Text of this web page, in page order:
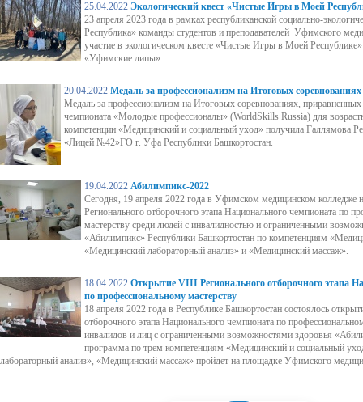
25.04.2022 Экологический квест «Чистые Игры в Моей
23 апреля 2023 года в рамках республиканской социально-
Республика» команды студентов и преподавателей Уфимского
участие в экологическом квесте «Чистые Игры в Моей
«Уфимские липы»
20.04.2022 Медаль за профессионализм на Итоговых соревнованиях
Медаль за профессионализм на Итоговых соревнованиях,
чемпионата «Молодые профессионалы» (WorldSkills Russia) для
компетенции «Медицинский и социальный уход» получила Галлямова
«Лицей №42»ГО г. Уфа Республики Башкортостан.
19.04.2022 Абилимпикс-2022
Сегодня, 19 апреля 2022 года в Уфимском медицинском колледже
Регионального отборочного этапа Национального чемпионата по
мастерству среди людей с инвалидностью и ограниченными
«Абилимпикс» Республики Башкортостан по компетенциям
«Медицинский лабораторный анализ» и «Медицинский массаж».
18.04.2022 Открытие VIII Регионального отборочного этапа
по профессиональному мастерству
18 апреля 2022 года в Республике Башкортостан состоялось
отборочного этапа Национального чемпионата по
инвалидов и лиц с ограниченными возможностями здоровья
программа по трем компетенциям «Медицинский и социальный
лабораторный анализ», «Медицинский массаж» пройдет на площадке Уфимского